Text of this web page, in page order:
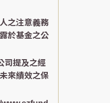
之注意義務
於基金之公
司提及之經
來績效之保